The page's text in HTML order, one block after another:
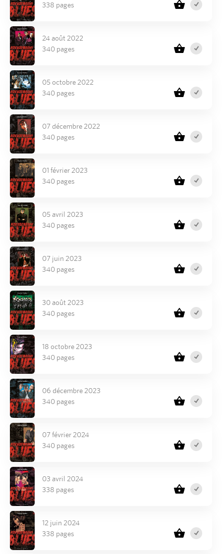
338 pages
24 août 2022
340 pages
05 octobre 2022
340 pages
07 décembre 2022
340 pages
01 février 2023
340 pages
05 avril 2023
340 pages
07 juin 2023
340 pages
30 août 2023
340 pages
18 octobre 2023
340 pages
06 décembre 2023
340 pages
07 février 2024
340 pages
03 avril 2024
338 pages
12 juin 2024
338 pages